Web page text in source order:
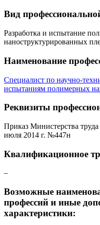
Вид
Разработка и испытание
наноструктурированных
Наименование
Специалист по научно-
испытаниям полимерных
Реквизиты
Приказ Министерства
июля 2014 г. №447н
Квалификационное
–
Возможные
профессий и иные
характеристики: